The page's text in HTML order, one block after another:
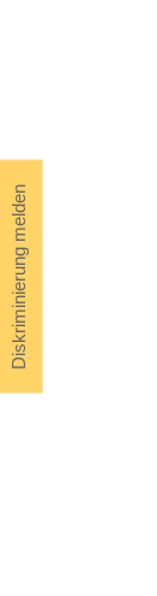
Diskriminierung melden